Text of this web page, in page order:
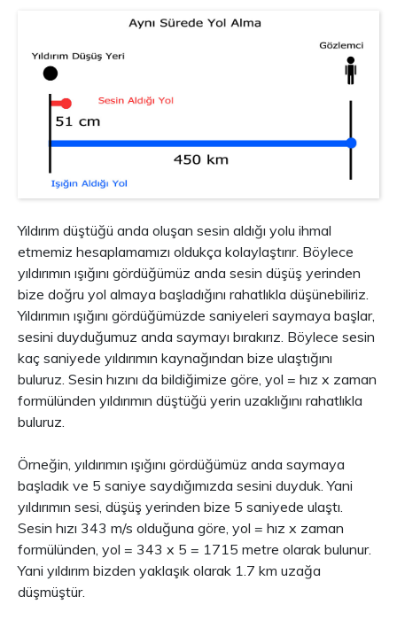
Yıldırım düştüğü anda oluşan sesin aldığı yolu ihmal
etmemiz hesaplamamızı oldukça kolaylaştırır. Böylece
yıldırımın ışığını gördüğümüz anda sesin düşüş yerinden
bize doğru yol almaya başladığını rahatlıkla düşünebiliriz.
Yıldırımın ışığını gördüğümüzde saniyeleri saymaya başlar,
sesini duyduğumuz anda saymayı bırakırız. Böylece sesin
kaç saniyede yıldırımın kaynağından bize ulaştığını
buluruz. Sesin hızını da bildiğimize göre, yol = hız x zaman
formülünden yıldırımın düştüğü yerin uzaklığını rahatlıkla
buluruz.
Örneğin, yıldırımın ışığını gördüğümüz anda saymaya
başladık ve 5 saniye saydığımızda sesini duyduk. Yani
yıldırımın sesi, düşüş yerinden bize 5 saniyede ulaştı.
Sesin hızı 343 m/s olduğuna göre, yol = hız x zaman
formülünden, yol = 343 x 5 = 1715 metre olarak bulunur.
Yani yıldırım bizden yaklaşık olarak 1.7 km uzağa
düşmüştür.